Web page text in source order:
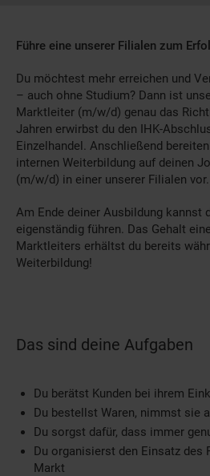
Führe eine unserer Filialen zum
Du möchtest mehr erreichen und
– auch ohne Studium? Dann ist
Marktleiter (m/w/d) genau das
Jahren erwirbst du den IHK-
Einzelhandel. Anschließend
internen Weiterbildung auf deinen
(m/w/d) in einer unserer Filialen vor.
Am Ende deiner Ausbildung kannst
eigenständig führen. Das Gehalt
Marktleiters erhältst du bereits
Weiterbildung!
Das sind deine Aufgaben
Du berätst Kunden bei ihrem
Du bestellst Waren, nimmst sie
Du sorgst dafür, dass immer
Du organisierst den Einsatz des
Markt